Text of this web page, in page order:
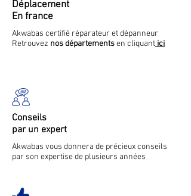
Déplacement
En france
Akwabas certifié réparateur et dépanneur
Retrouvez nos départementsen cliquant ici
Conseils
par un expert
Akwabas vous donnera de précieux conseils
par son expertise de plusieurs années